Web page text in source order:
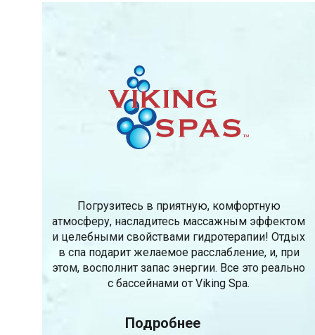
Погрузитесь в приятную, комфортную
атмосферу, насладитесь массажным эффектом
и целебными свойствами гидротерапии! Отдых
в спа подарит желаемое расслабление, и, при
этом, восполнит запас энергии. Все это реально
с бассейнами от Viking Spa.
Подробнее